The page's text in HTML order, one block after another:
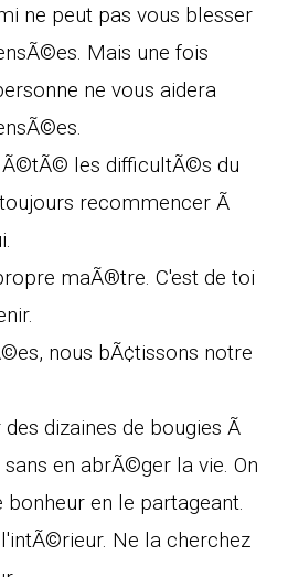
ne peut pas vous blesser
Mais une fois
ne vous aidera
Ã©tÃ© les difficultÃ©s du
recommencer Ã
maÃ®tre. C'est de toi
nous bÃ¢tissons notre
dizaines de bougies Ã
en abrÃ©ger la vie. On
bonheur en le partageant.
Ne la cherchez